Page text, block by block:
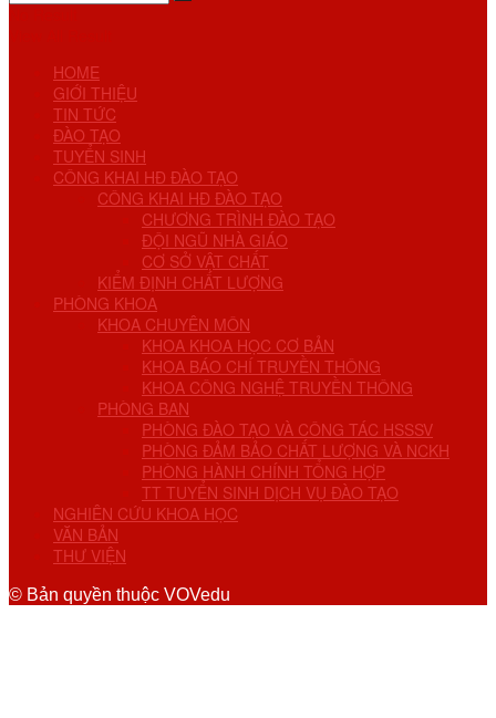
HOME
GIỚI THIỆU
TIN TỨC
ĐÀO TẠO
TUYỂN SINH
CÔNG KHAI HĐ ĐÀO TẠO
CÔNG KHAI HĐ ĐÀO TẠO
CHƯƠNG TRÌNH ĐÀO TẠO
ĐỘI NGŨ NHÀ GIÁO
CƠ SỞ VẬT CHẤT
KIỂM ĐỊNH CHẤT LƯỢNG
PHÒNG KHOA
KHOA CHUYÊN MÔN
KHOA KHOA HỌC CƠ BẢN
KHOA BÁO CHÍ TRUYỀN THÔNG
KHOA CÔNG NGHỆ TRUYỀN THÔNG
PHÒNG BAN
PHÒNG ĐÀO TẠO VÀ CÔNG TÁC HSSSV
PHÒNG ĐẢM BẢO CHẤT LƯỢNG VÀ NCKH
PHÒNG HÀNH CHÍNH TỔNG HỢP
TT TUYỂN SINH DỊCH VỤ ĐÀO TẠO
NGHIÊN CỨU KHOA HỌC
VĂN BẢN
THƯ VIỆN
© Bản quyền thuộc VOVedu